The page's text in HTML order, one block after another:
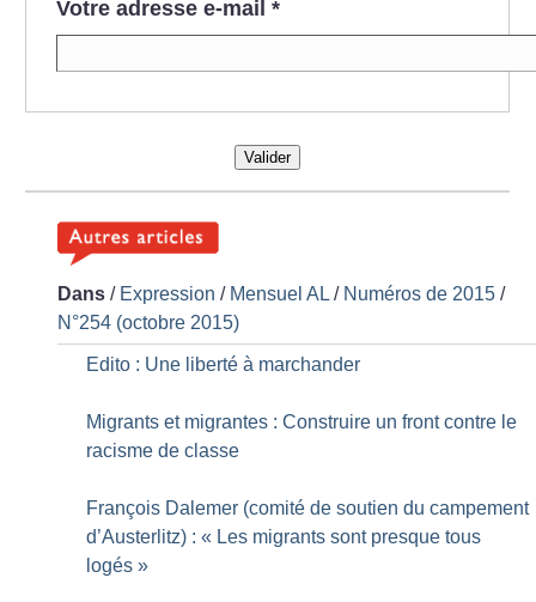
Votre adresse e-mail *
Valider
Dans / Expression / Mensuel AL / Numéros de 2015 /
N°254 (octobre 2015)
Edito : Une liberté à marchander
Migrants et migrantes : Construire un front contre le
racisme de classe
François Dalemer (comité de soutien du campement
d’Austerlitz) : « Les migrants sont presque tous
logés »